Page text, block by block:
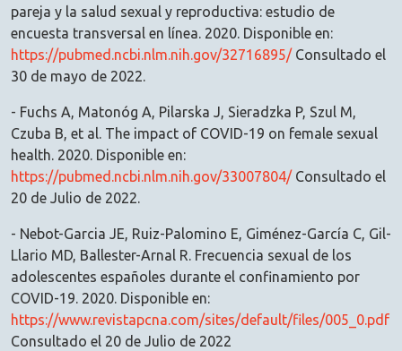
pareja y la salud sexual y reproductiva: estudio de
encuesta transversal en línea. 2020. Disponible en:
https://pubmed.ncbi.nlm.nih.gov/32716895/Consultado el
30 de mayo de 2022.
- Fuchs A, Matonóg A, Pilarska J, Sieradzka P, Szul M,
Czuba B, et al. The impact of COVID-19 on female sexual
health. 2020. Disponible en:
https://pubmed.ncbi.nlm.nih.gov/33007804/Consultado el
20 de Julio de 2022.
- Nebot-Garcia JE, Ruiz-Palomino E, Giménez-García C, Gil-
Llario MD, Ballester-Arnal R. Frecuencia sexual de los
adolescentes españoles durante el confinamiento por
COVID-19. 2020. Disponible en:
https://www.revistapcna.com/sites/default/files/005_0.pdf
Consultado el 20 de Julio de 2022